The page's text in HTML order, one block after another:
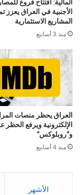
المالية: افتتاح فروع
الأجنبية في العراق يعزز
المشاريع الاستثمارية
منذ 3 أسابيع
العراق يحظر منصات
و”روبلوكس”
منذ 4 أسابيع
الأشهر